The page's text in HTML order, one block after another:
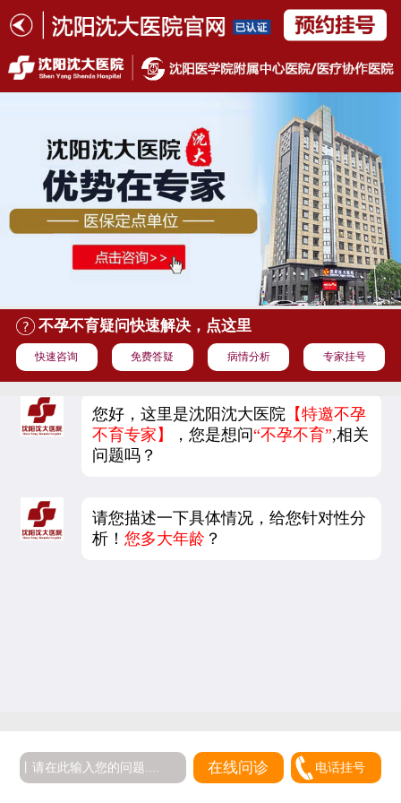
不孕不育疑问快速解决，点这里
快速咨询 免费答疑 病情分析 专家挂号
您好，这里是沈阳沈大医院 【特邀不孕
不育专家】
，您是想问“不孕不育”,相关
问题吗？
请您描述一下具体情况，给您针对性分
析！您多大年龄 ？
在线问诊 电话挂号
5